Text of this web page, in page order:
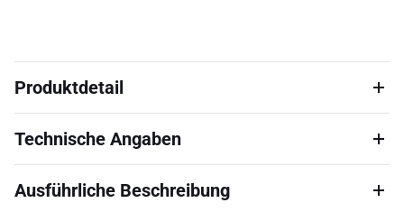
Produktdetail
Technische Angaben
Ausführliche Beschreibung